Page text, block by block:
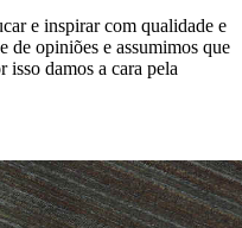
e inspirar com qualidade e
de opiniões e assumimos que
isso damos a cara pela